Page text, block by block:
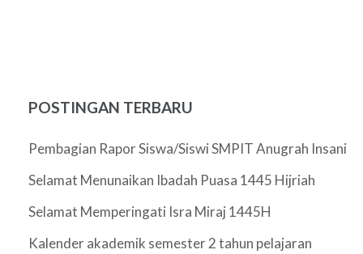
POSTINGAN TERBARU
Pembagian Rapor Siswa/Siswi SMPIT Anugrah Insani
Selamat Menunaikan Ibadah Puasa 1445 Hijriah
Selamat Memperingati Isra Miraj 1445H
Kalender akademik semester 2 tahun pelajaran